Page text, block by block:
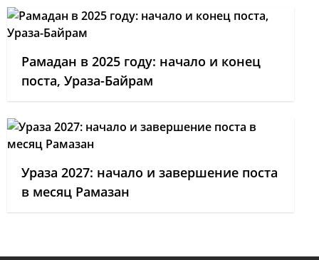
Рамадан в 2025 году: начало и конец
поста, Ураза-Байрам
Ураза 2027: начало и завершение поста
в месяц Рамазан